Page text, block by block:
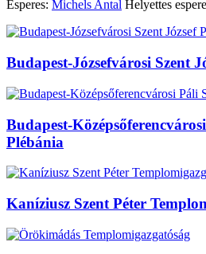
Esperes: Michels Antal Helyettes
Budapest-Józsefvárosi Szent
Budapest-
Plébánia
Kaníziusz Szent Péter